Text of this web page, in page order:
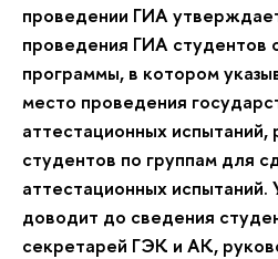
проведении ГИА
проведения ГИА студентов
программы, в котором
место проведения
аттестационных
студентов по группам для
аттестационных
доводит до сведения
секретарей ГЭК и АК,